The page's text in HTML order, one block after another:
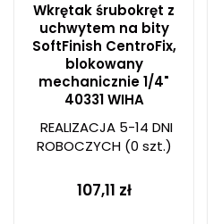
Wkrętak śrubokręt z
uchwytem na bity
SoftFinish CentroFix,
blokowany
mechanicznie 1/4"
40331 WIHA
REALIZACJA 5-14 DNI
ROBOCZYCH(0 szt.)
107,11 zł